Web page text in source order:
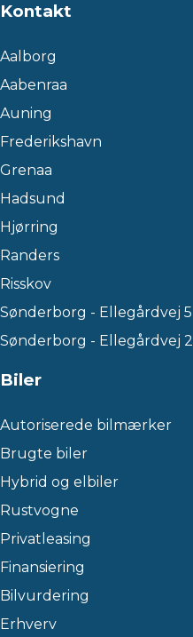
Kontakt
Aalborg
Aabenraa
Auning
Frederikshavn
Grenaa
Hadsund
Hjørring
Randers
Risskov
Sønderborg - Ellegårdvej 5
Sønderborg - Ellegårdvej 2
Biler
Autoriserede bilmærker
Brugte biler
Hybrid og elbiler
Rustvogne
Privatleasing
Finansiering
Bilvurdering
Erhverv